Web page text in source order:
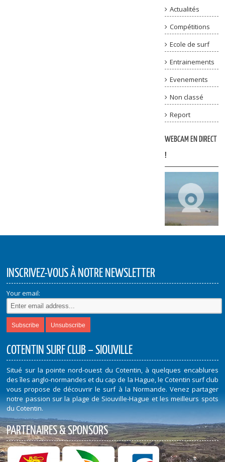
Actualités
Compétitions
Ecole de surf
Entrainements
Evenements
Non classé
Report
WEBCAM EN DIRECT
!
INSCRIVEZ-VOUS À NOTRE NEWSLETTER
Your email:
COTENTIN SURF CLUB – SIOUVILLE
Situé sur la pointe nord-ouest du Cotentin, à quelques encablures
des îles anglo-normandes et du cap de la Hague, le Cotentin surf club
vous propose de découvrir le surf à la Normande. Venez partager
notre passion sur la plage de Siouville-Hague et les meilleurs spots
du Cotentin.
PARTENAIRES & SPONSORS